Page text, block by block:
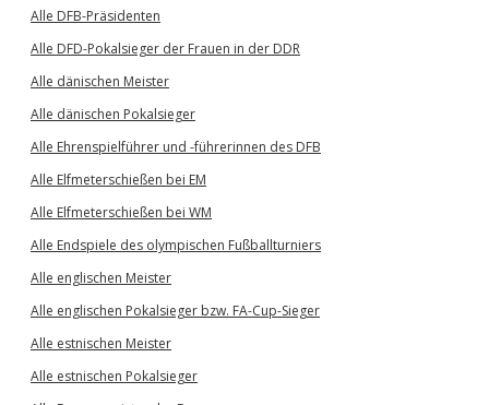
Alle DFB-Präsidenten
Alle DFD-Pokalsieger der Frauen in der DDR
Alle dänischen Meister
Alle dänischen Pokalsieger
Alle Ehrenspielführer und -führerinnen des DFB
Alle Elfmeterschießen bei EM
Alle Elfmeterschießen bei WM
Alle Endspiele des olympischen Fußballturniers
Alle englischen Meister
Alle englischen Pokalsieger bzw. FA-Cup-Sieger
Alle estnischen Meister
Alle estnischen Pokalsieger